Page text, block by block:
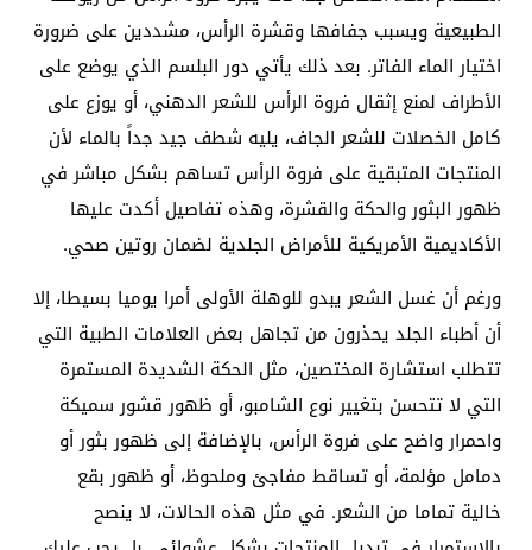
الطبيعية ويسبب جفافها وقشرة الرأس، مشددين على ضرورة
اختيار الماء الفاتر. بعد ذلك يأتي دور البلسم الذي يوضع على
الأطراف لمنع إثقال فروة الرأس للشعر الدهني، أو يوزع على
كامل الخصلات للشعر الجاف، يليه شطف جيد جداً بالماء لأن
المنتجات المتبقية على فروة الرأس تساهم بشكل مباشر في
ظهور البثور والحكة والقشرة، وهذه تفاصيل أكدت عليها
الأكاديمية الأمريكية للأمراض الجلدية لضمان روتين صحي.
ورغم أن غسل الشعر يبدو للوهلة الأولى أمرا يوميا بسيطا، إلا
أن أطباء الجلد يحذرون من تجاهل بعض العلامات الطبية التي
تتطلب استشارة المختصين، مثل الحكة الشديدة المستمرة
التي لا تتحسن بتغيير نوع الشامبو، أو ظهور قشور سميكة
واحمرار واضح على فروة الرأس، بالإضافة إلى ظهور بثور أو
دمامل مؤلمة، أو تساقط مفاجئ وملحوظ، أو ظهور بقع
خالية تماما من الشعر. في مثل هذه الحالات، لا ينصح